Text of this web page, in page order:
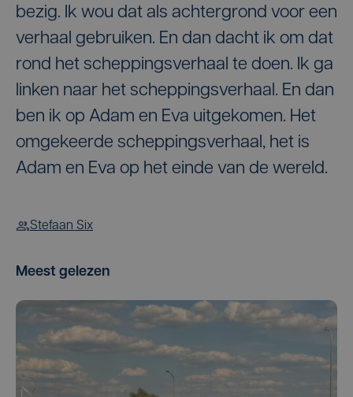
bezig. Ik wou dat als achtergrond voor een
verhaal gebruiken. En dan dacht ik om dat
rond het scheppingsverhaal te doen. Ik ga
linken naar het scheppingsverhaal. En dan
ben ik op Adam en Eva uitgekomen. Het
omgekeerde scheppingsverhaal, het is
Adam en Eva op het einde van de wereld.
Stefaan Six
Meest gelezen